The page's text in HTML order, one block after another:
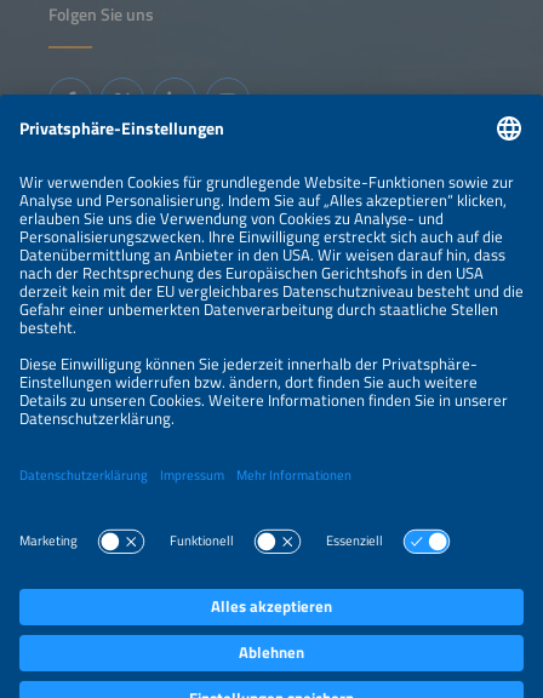
Folgen Sie uns
Informationen
IMPRESSUM
KONTAKT
ÜBER UNS
VERANSTALTER
PREISÜBERSICHT
DATENSCHUTZERKLÄRUNG